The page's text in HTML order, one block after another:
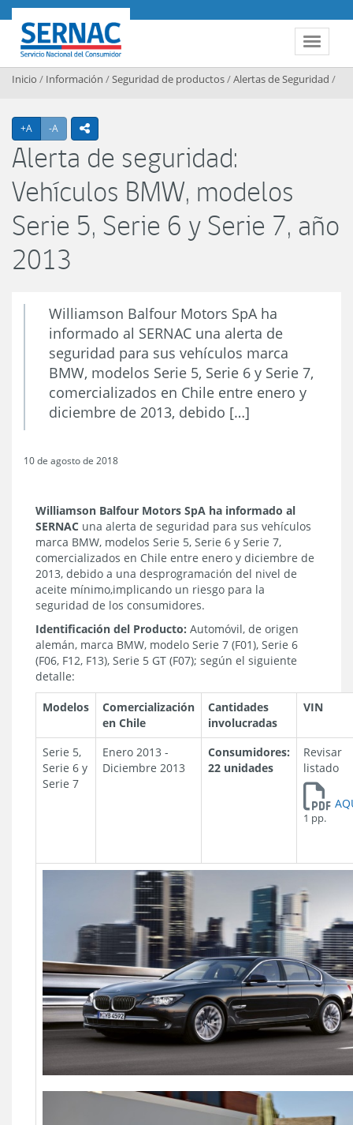
Contenido principal
Toggle
SERNAC
Inicio / Información /Seguridad de productos/Alertas de Seguridad /
+A Agrandar texto
-A Achicar textoicono compartir
Alerta de seguridad:
Vehículos BMW, modelos
Serie 5, Serie 6 y Serie 7, año
2013
Williamson Balfour Motors SpA ha
informado al SERNAC una alerta de
seguridad para sus vehículos marca
BMW, modelos Serie 5, Serie 6 y Serie 7,
comercializados en Chile entre enero y
diciembre de 2013, debido […]
10 de agosto de 2018
Williamson Balfour Motors SpA ha informado al
SERNAC una alerta de seguridad para sus vehículos
marca BMW, modelos Serie 5, Serie 6 y Serie 7,
comercializados en Chile entre enero y diciembre de
2013, debido a una desprogramación del nivel de
aceite mínimo,implicando un riesgo para la
seguridad de los consumidores.
Identificación del Producto: Automóvil, de origen
alemán, marca BMW, modelo Serie 7 (F01), Serie 6
(F06, F12, F13), Serie 5 GT (F07); según el siguiente
detalle:
Modelos
Comercialización
en Chile
Cantidades
involucradas
VIN
Serie 5,
Serie 6 y
Serie 7
Enero 2013 -
Diciembre 2013
Consumidores:
22 unidades
Revisar
listado
1 pp.